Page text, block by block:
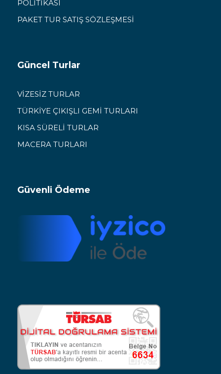
POLİTİKASI
PAKET TUR SATIŞ SÖZLEŞMESİ
Güncel Turlar
VİZESİZ TURLAR
TÜRKİYE ÇIKIŞLI GEMİ TURLARI
KISA SÜRELİ TURLAR
MACERA TURLARI
Güvenli Ödeme